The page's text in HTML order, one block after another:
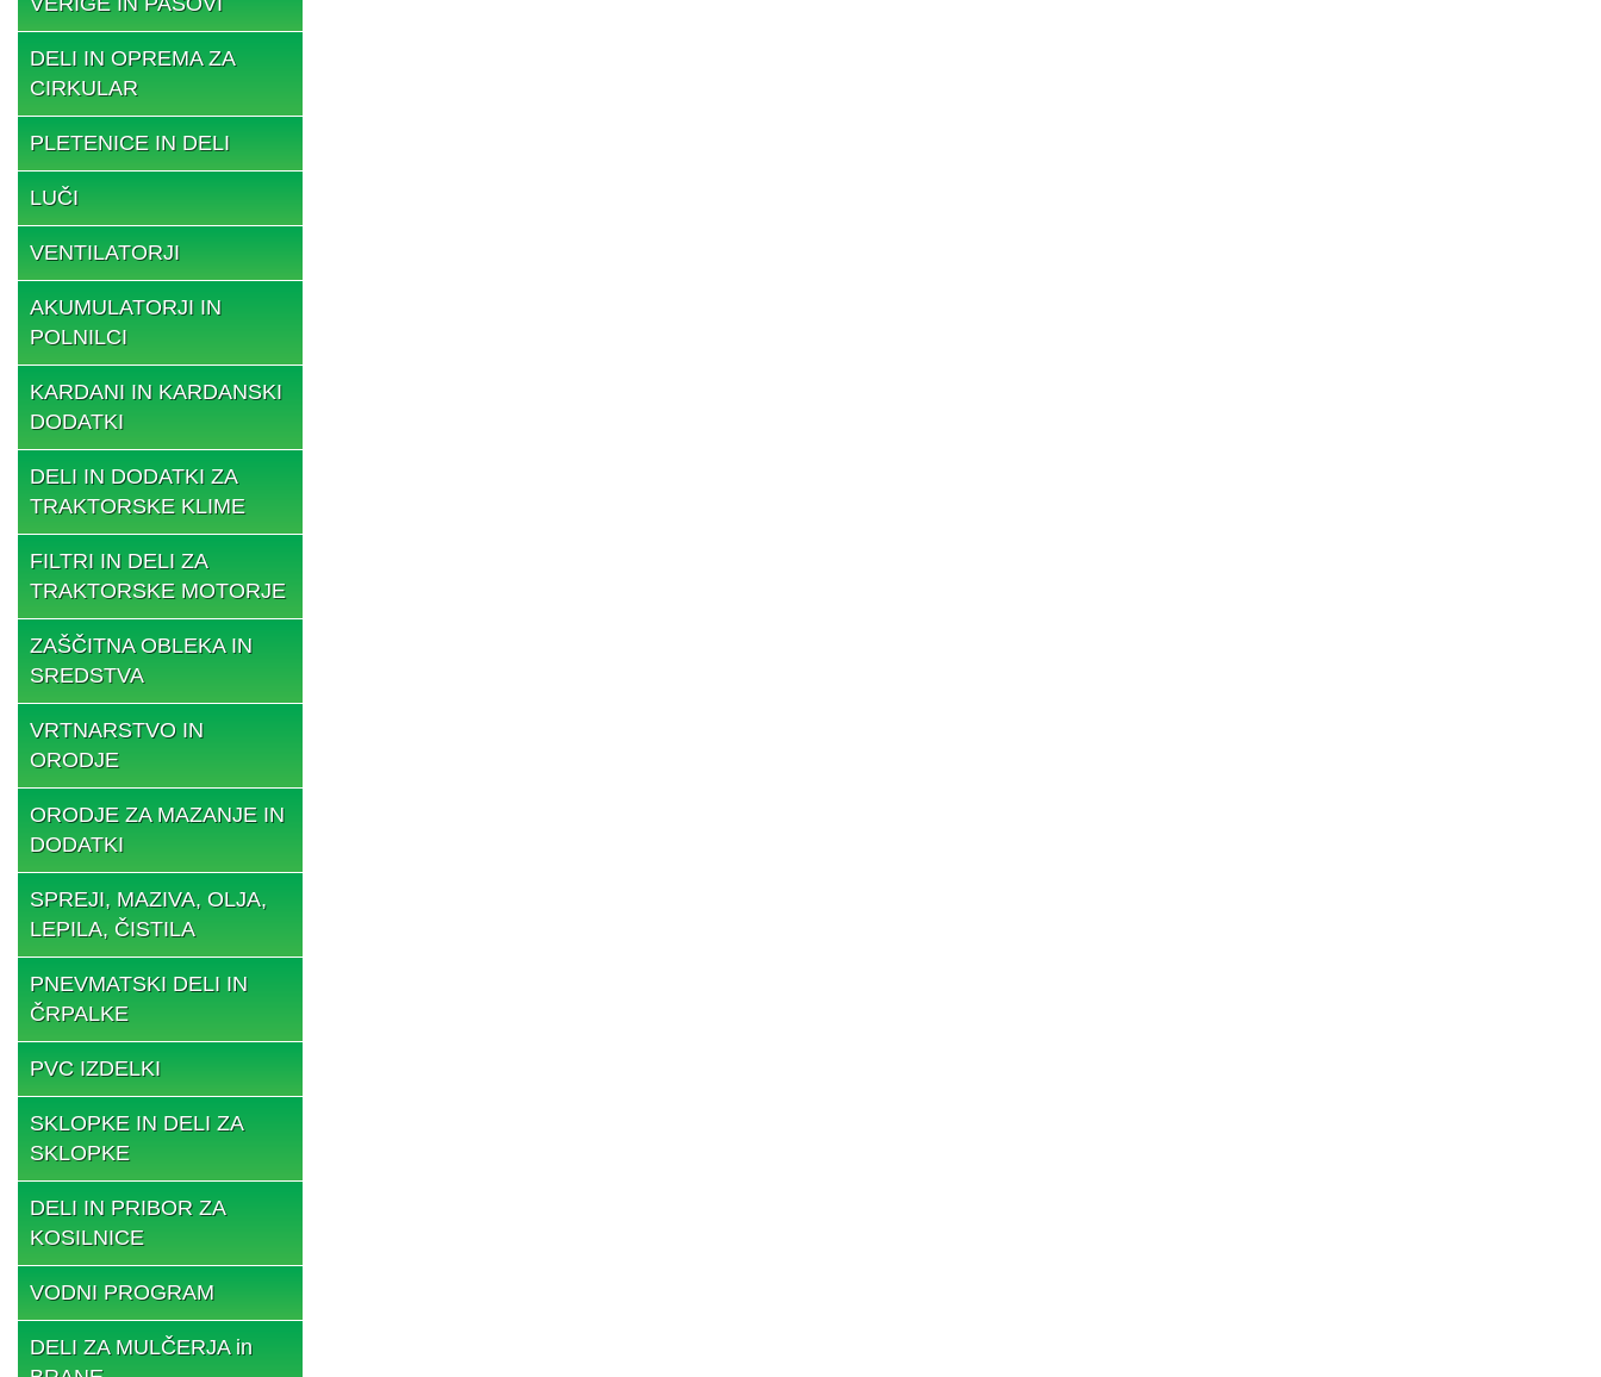
DELI IN OPREMA ZA
CIRKULAR
PLETENICE IN DELI
LUČI
VENTILATORJI
AKUMULATORJI IN
POLNILCI
KARDANI IN KARDANSKI
DODATKI
DELI IN DODATKI ZA
TRAKTORSKE KLIME
FILTRI IN DELI ZA
TRAKTORSKE MOTORJE
ZAŠČITNA OBLEKA IN
SREDSTVA
VRTNARSTVO IN
ORODJE
ORODJE ZA MAZANJE IN
DODATKI
SPREJI, MAZIVA, OLJA,
LEPILA, ČISTILA
PNEVMATSKI DELI IN
ČRPALKE
PVC IZDELKI
SKLOPKE IN DELI ZA
SKLOPKE
DELI IN PRIBOR ZA
KOSILNICE
VODNI PROGRAM
DELI ZA MULČERJA in